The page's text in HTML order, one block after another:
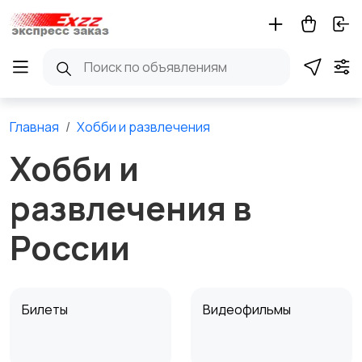
Главная Хобби и развлечения
Хобби и
развлечения в
России
Билеты Видеофильмы